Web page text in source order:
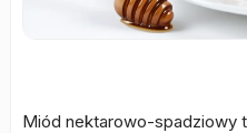
Miód nektarowo-spadziowy